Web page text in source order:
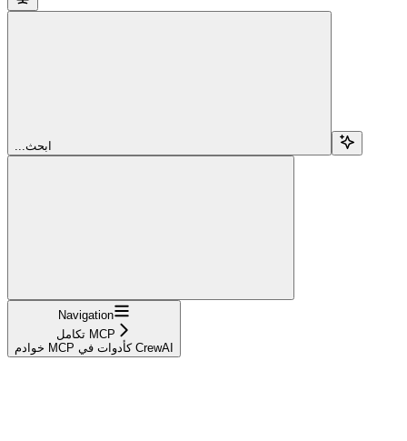
...ابحث
Navigation
تكامل MCP
خوادم MCP كأدوات في CrewAI